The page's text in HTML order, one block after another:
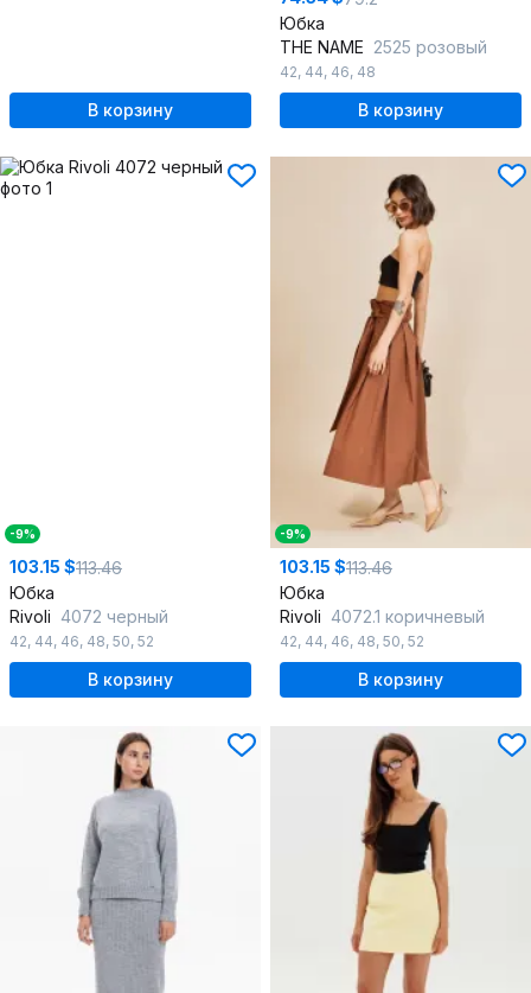
В корзину
Юбка
THE NAME 2525 розовый
42, 44, 46, 48
В корзину
-9%
103.15 $113.46
Юбка
Rivoli 4072 черный
42, 44, 46, 48, 50, 52
В корзину
-9%
103.15 $113.46
Юбка
Rivoli 4072.1 коричневый
42, 44, 46, 48, 50, 52
В корзину